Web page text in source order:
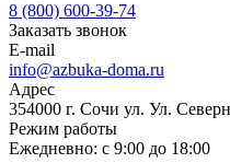
8 (800) 600-39-74
Заказать звонок
E-mail
info@azbuka-doma.ru
Адрес
354000 г. Сочи ул. Ул.
Режим работы
Ежедневно: с 9:00 до 18:00